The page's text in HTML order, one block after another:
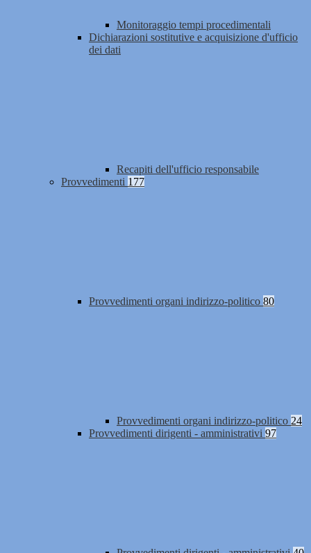
Monitoraggio tempi procedimentali
Dichiarazioni sostitutive e acquisizione d'ufficio
dei dati
Recapiti dell'ufficio responsabile
Provvedimenti 177
Provvedimenti organi indirizzo-politico 80
Provvedimenti organi indirizzo-politico 24
Provvedimenti dirigenti - amministrativi 97